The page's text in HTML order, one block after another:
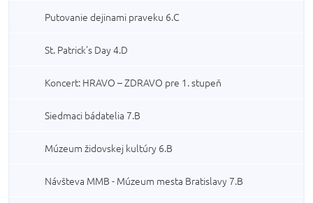
Putovanie dejinami praveku 6.C
St. Patrick's Day 4.D
Koncert: HRAVO – ZDRAVO pre 1. stupeň
Siedmaci bádatelia 7.B
Múzeum židovskej kultúry 6.B
Návšteva MMB - Múzeum mesta Bratislavy 7.B